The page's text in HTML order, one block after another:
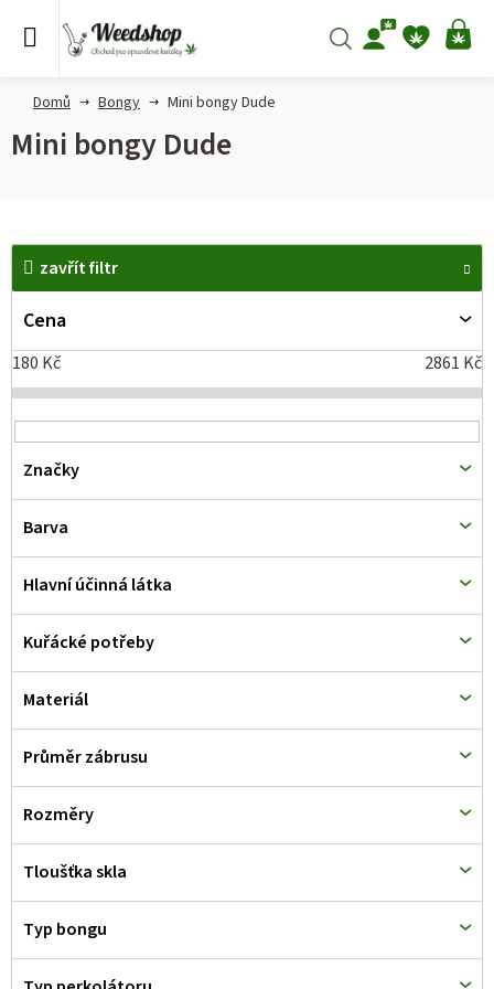
Hledat
Domů Bongy Mini bongy Dude
Mini bongy Dude
zavřít filtr
Cena
180 Kč 2861 Kč
Značky
Barva
Hlavní účinná látka
Kuřácké potřeby
Materiál
Průměr zábrusu
Rozměry
Tloušťka skla
Typ bongu
V
p
i
s
p
r
o
d
u
k
t
ů